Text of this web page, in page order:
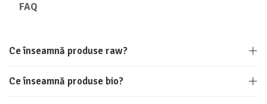
FAQ
Ce înseamnă produse raw?
Ce înseamnă produse bio?